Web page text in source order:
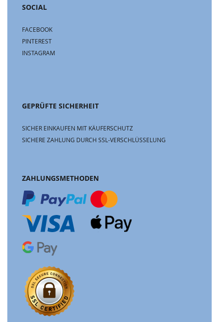
SOCIAL
FACEBOOK
PINTEREST
INSTAGRAM
GEPRÜFTE SICHERHEIT
SICHER EINKAUFEN MIT KÄUFERSCHUTZ
SICHERE ZAHLUNG DURCH SSL-VERSCHLÜSSELUNG
ZAHLUNGSMETHODEN